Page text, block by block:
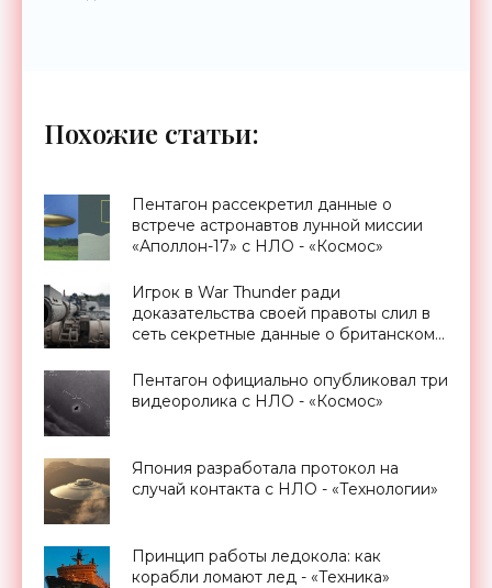
Похожие статьи:
Пентагон рассекретил данные о
встрече астронавтов лунной миссии
«Аполлон-17» с НЛО - «Космос»
Игрок в War Thunder ради
доказательства своей правоты слил в
сеть секретные данные о британском
Пентагон официально опубликовал три
видеоролика с НЛО - «Космос»
Япония разработала протокол на
случай контакта с НЛО - «Технологии»
Принцип работы ледокола: как
корабли ломают лед - «Техника»